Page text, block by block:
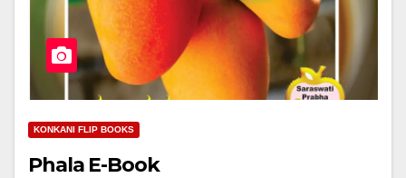
KONKANI FLIP BOOKS
Phala E-Book